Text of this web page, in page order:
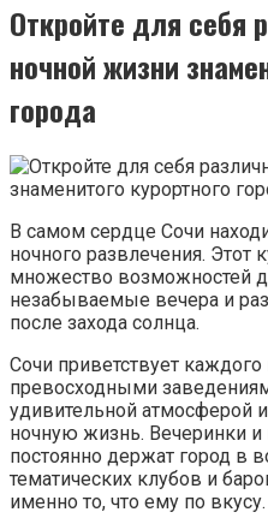
Откройте для себя
ночной жизни
города
В самом сердце Сочи
ночного развлечения. Этот
множество возможностей
незабываемые вечера и
после захода солнца.
Сочи приветствует каждого
превосходными
удивительной атмосферой
ночную жизнь. Вечеринки
постоянно держат город в
тематических клубов и
именно то, что ему по вкусу.